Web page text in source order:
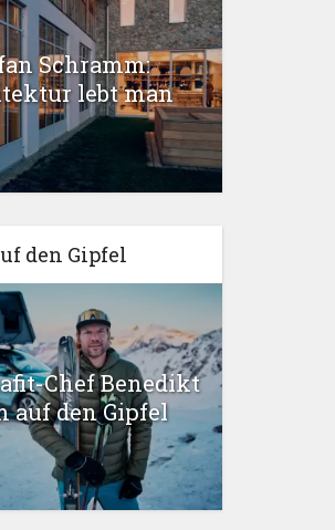
Schramm:
lebt man
den Gipfel
Chef Benedikt
auf den Gipfel